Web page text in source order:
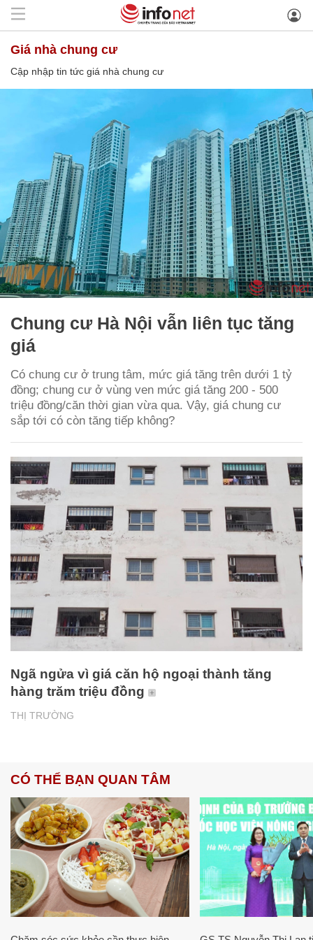
giá nhà chung cư
Cập nhập tin tức giá nhà chung cư
Chung cư Hà Nội vẫn liên tục tăng
giá
Có chung cư ở trung tâm, mức giá tăng trên dưới 1 tỷ
đồng; chung cư ở vùng ven mức giá tăng 200 - 500
triệu đồng/căn thời gian vừa qua. Vậy, giá chung cư
sắp tới có còn tăng tiếp không?
THỊ TRƯỜNG
Ngã ngửa vì giá căn hộ ngoại thành tăng
hàng trăm triệu đồng
CÓ THỂ BẠN QUAN TÂM